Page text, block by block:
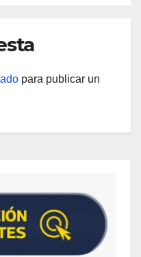
para publicar un